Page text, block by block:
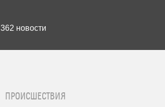
362 новости
ПРОИСШЕСТВИЯ